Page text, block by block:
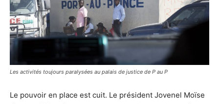
Les activités toujours paralysées au palais de justice de P au P
Le pouvoir en place est cuit. Le président Jovenel Moïse